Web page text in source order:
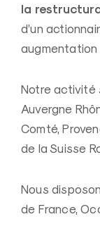
la
d’un
Notre activité
Auvergne
Comté,
de la Suisse
Nous
de France,